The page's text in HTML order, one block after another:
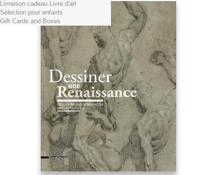
Livraison cadeau Livre d'art
Sélection pour enfants
Gift Cards and Boxes